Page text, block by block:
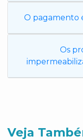
O pagamento
Os
Veja